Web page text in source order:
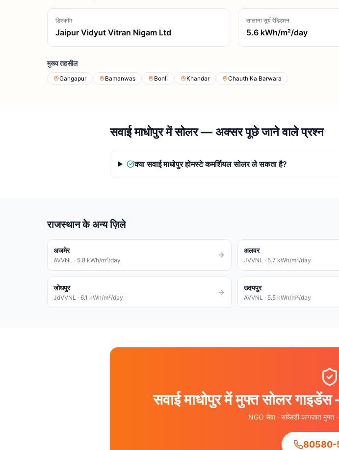
डिस्कॉम
Jaipur Vidyut Vitran Nigam Ltd
सालाना सूर्य रेडिएशन
5.6 kWh/m²/day
मुख्य तहसील
Gangapur Bamanwas Bonli Khandar Chauth Ka Barwara
सवाई माधोपुर में सोलर — अक्सर पूछे जाने वाले प्रश्न
क्या सवाई माधोपुर होमस्टे कमर्शियल सोलर ले सकता है?
राजस्थान के अन्य ज़िले
अजमेर
AVVNL · 5.8 kWh/m²/day
अलवर
JVVNL · 5.7 kWh/m²/day
जोधपुर
JdVVNL · 6.1 kWh/m²/day
उदयपुर
AVVNL · 5.5 kWh/m²/day
सवाई माधोपुर में मुफ्त सोलर
NGO सेवा · सब्सिडी कागज़ात
80580-